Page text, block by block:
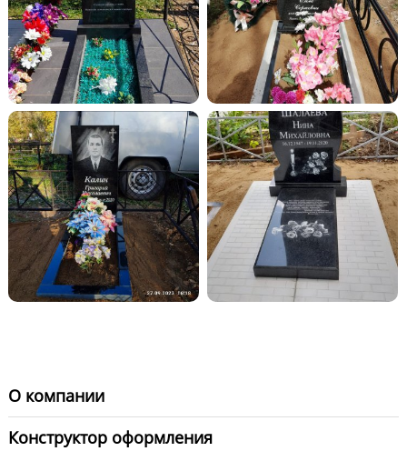
О компании
Конструктор оформления